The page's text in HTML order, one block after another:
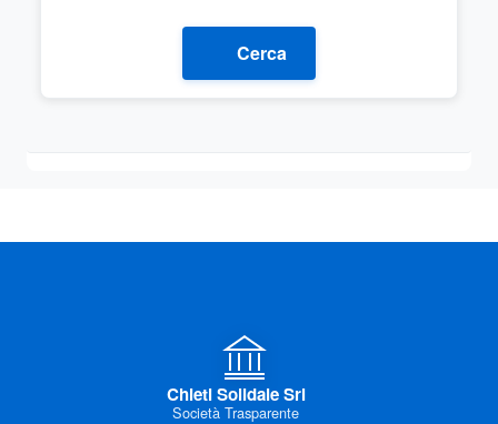
Cerca
Chieti Solidale Srl
Società Trasparente